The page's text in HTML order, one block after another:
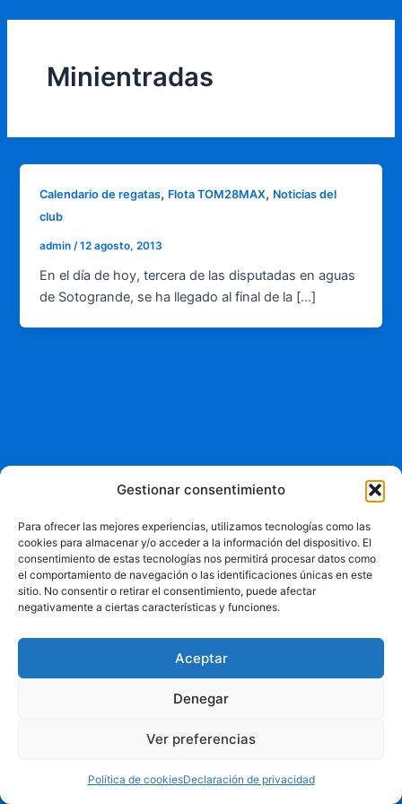
Gestionar consentimiento
Para ofrecer las mejores experiencias, utilizamos tecnologías como las
cookies para almacenar y/o acceder a la información del dispositivo. El
consentimiento de estas tecnologías nos permitirá procesar datos como
el comportamiento de navegación o las identificaciones únicas en este
sitio. No consentir o retirar el consentimiento, puede afectar
negativamente a ciertas características y funciones.
Aceptar
Denegar
Ver preferencias
Política de cookiesDeclaración de privacidad
Minientradas
Calendario de regatas, Flota TOM28MAX, Noticias del
club
admin/12 agosto, 2013
En el día de hoy, tercera de las disputadas en aguas
de Sotogrande, se ha llegado al final de la […]